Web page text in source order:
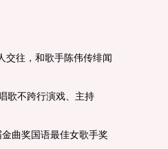
交往，和歌手陈伟传绯闻
歌不跨行演戏、主持
金曲奖国语最佳女歌手奖